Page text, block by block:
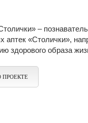
–
аптек «Столички»,
здорового образа